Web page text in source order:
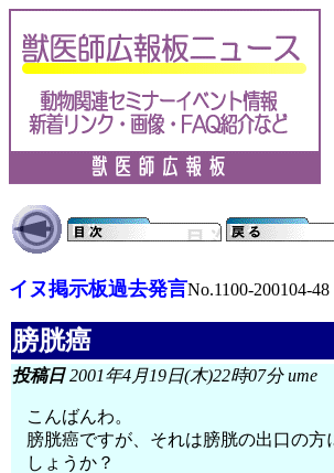
イヌ掲示板過去発言No.1100-200104-48
膀胱癌
投稿日2001年4月19日(木)22時07分 ume
こんばんわ。
膀胱癌ですが、それは膀胱の出口の方
しょうか？